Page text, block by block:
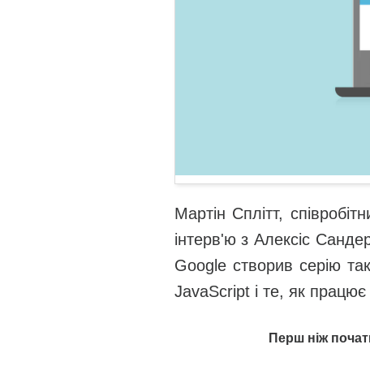
Мартін Сплітт,
інтерв'ю з Алексіс
Google створив серію
JavaScript і те, як
Перш ніж